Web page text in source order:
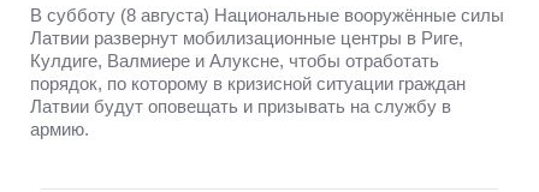
В субботу (8 августа) Национальные вооружённые силы
Латвии развернут мобилизационные центры в Риге,
Кулдиге, Валмиере и Алуксне, чтобы отработать
порядок, по которому в кризисной ситуации граждан
Латвии будут оповещать и призывать на службу в
армию.